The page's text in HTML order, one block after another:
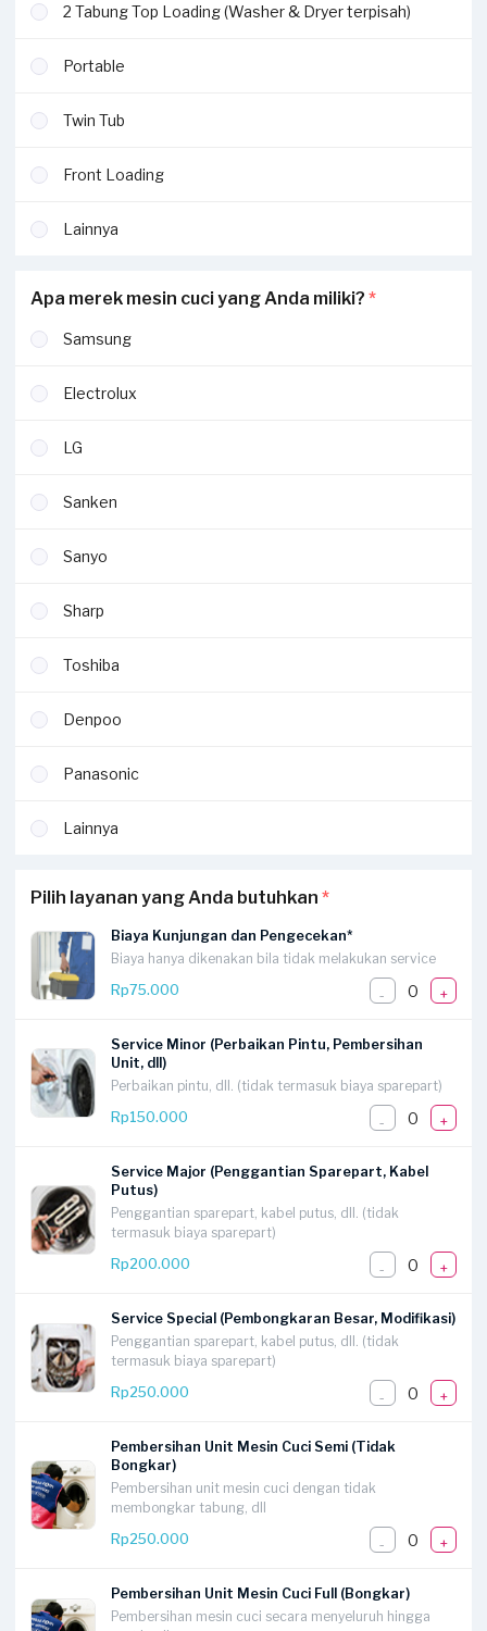
2 Tabung Top Loading (Washer & Dryer terpisah)
Portable
Twin Tub
Front Loading
Lainnya
Apa merek mesin cuci yang Anda miliki? *
Samsung
Electrolux
LG
Sanken
Sanyo
Sharp
Toshiba
Denpoo
Panasonic
Lainnya
Pilih layanan yang Anda butuhkan *
Biaya Kunjungan dan Pengecekan*
Biaya hanya dikenakan bila tidak melakukan service
Rp75.000
- 0 +
Service Minor (Perbaikan Pintu, Pembersihan
Unit, dll)
Perbaikan pintu, dll. (tidak termasuk biaya sparepart)
Rp150.000
- 0 +
Service Major (Penggantian Sparepart, Kabel
Putus)
Penggantian sparepart, kabel putus, dll. (tidak
termasuk biaya sparepart)
Rp200.000
- 0 +
Service Special (Pembongkaran Besar, Modifikasi)
Penggantian sparepart, kabel putus, dll. (tidak
termasuk biaya sparepart)
Rp250.000
- 0 +
Pembersihan Unit Mesin Cuci Semi (Tidak
Bongkar)
Pembersihan unit mesin cuci dengan tidak
membongkar tabung, dll
Rp250.000
- 0 +
Pembersihan Unit Mesin Cuci Full (Bongkar)
Pembersihan mesin cuci secara menyeluruh hingga